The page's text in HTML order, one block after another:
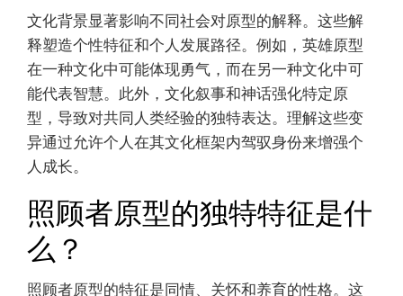
文化背景显著影响不同社会对原型的解释。这些解
释塑造个性特征和个人发展路径。例如，英雄原型
在一种文化中可能体现勇气，而在另一种文化中可
能代表智慧。此外，文化叙事和神话强化特定原
型，导致对共同人类经验的独特表达。理解这些变
异通过允许个人在其文化框架内驾驭身份来增强个
人成长。
照顾者原型的独特特征是什
么？
照顾者原型的特征是同情、关怀和养育的性格。这